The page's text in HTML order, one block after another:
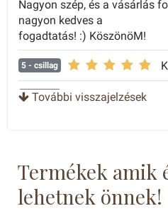
Nagyon szép, és a vásárlás
nagyon kedves a
fogadtatás! :) KöszönöM!
5 - csillag
4- csillag
5 - csillag
További visszajelzések
Termékek amik
lehetnek önnek!